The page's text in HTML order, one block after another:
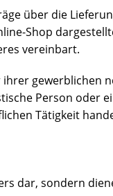
über die
Shop
vereinbart.
ihrer gewerblichen
Person oder
Tätigkeit
dar, sondern